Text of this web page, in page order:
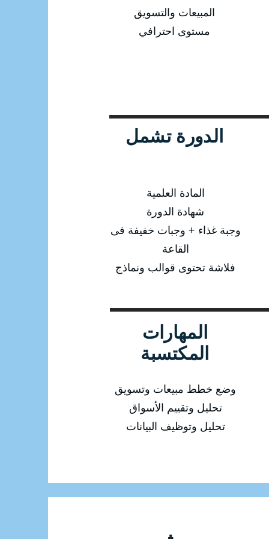
المبيعات والتسويق
مستوى احترافي
الدورة تشمل
المادة العلمية
شهادة الدورة
وجبة غذاء + وجبات خفيفة فى
القاعة
فلاشة تحتوى قوالب ونماذج
المهارات
المكتسبة
وضع خطط مبيعات وتسويق
تحليل وتقييم الأسواق
تحليل وتوظيف البيانات